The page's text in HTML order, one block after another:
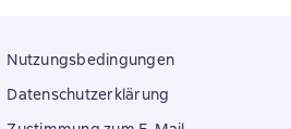
Nutzungsbedingungen
Datenschutzerklärung